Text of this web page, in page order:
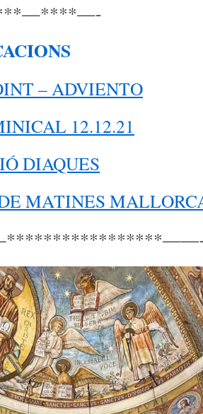
– ADVIENTO
12.12.21
DIAQUES
MATINES